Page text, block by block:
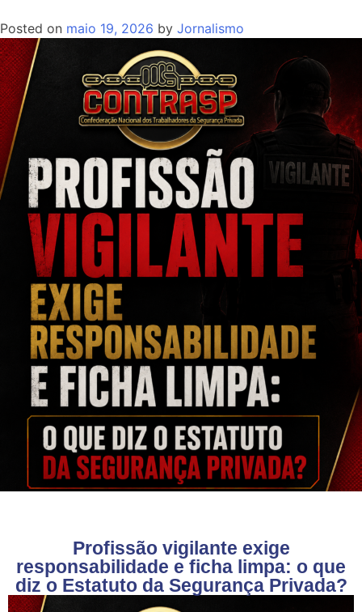
Posted on maio 19, 2026 by Jornalismo
Profissão vigilante exige
responsabilidade e ficha limpa: o que
diz o Estatuto da Segurança Privada?